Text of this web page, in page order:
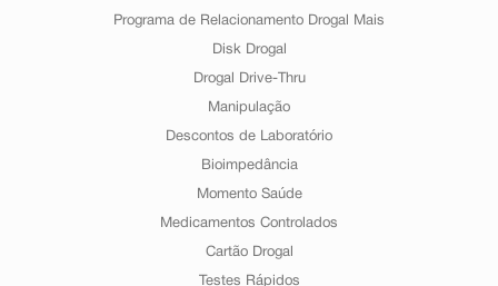
Programa de Relacionamento Drogal Mais
Disk Drogal
Drogal Drive-Thru
Manipulação
Descontos de Laboratório
Bioimpedância
Momento Saúde
Medicamentos Controlados
Cartão Drogal
Testes Rápidos